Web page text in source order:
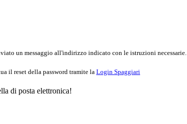
un messaggio all'indirizzo indicato con le istruzioni necessarie.
il reset della password tramite la Login Spaggiari
di posta elettronica!